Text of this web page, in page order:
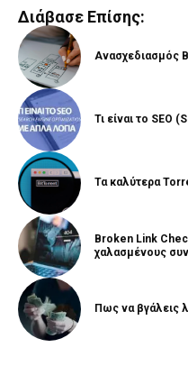
Διάβασε Επίσης:
Ανασχεδιασμός
Τι είναι το SEO
Τα καλύτερα
Broken Link
χαλασμένους
Πως να βγάλεις